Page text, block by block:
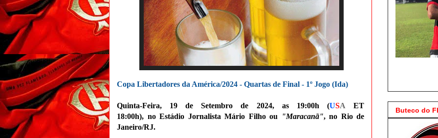
Copa Libertadores da América/2024 - Quartas de Final - 1º Jogo (Ida)
Quinta-Feira, 19 de Setembro de 2024, as 19:00h (USA ET
18:00h), no Estádio Jornalista Mário Filho ou "Maracanã", no Rio de
Janeiro/RJ.
Buteco do